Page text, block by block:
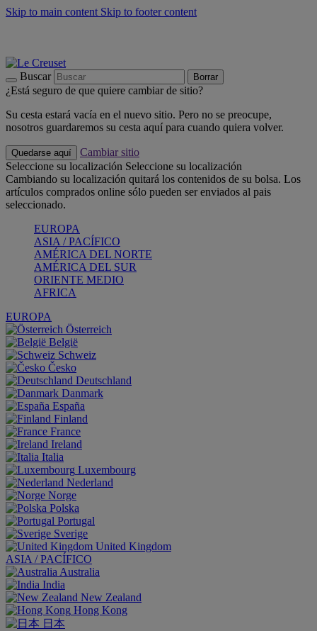
Skip to main content Skip to footer content
Buscar Borrar
¿Está seguro de que quiere cambiar de sitio?
Su cesta estará vacía en el nuevo sitio. Pero no se preocupe,
nosotros guardaremos su cesta aquí para cuando quiera volver.
Quedarse aquí
Cambiar sitio
Seleccione su localización Seleccione su localización
Cambiando su localización quitará los contenidos de su bolsa. Los
artículos comprados online sólo pueden ser enviados al pais
seleccionado.
EUROPA
ASIA / PACÍFICO
AMÉRICA DEL NORTE
AMÉRICA DEL SUR
ORIENTE MEDIO
AFRICA
EUROPA
Österreich
België
Schweiz
Česko
Deutschland
Danmark
España
Finland
France
Ireland
Italia
Luxembourg
Nederland
Norge
Polska
Portugal
Sverige
United Kingdom
ASIA / PACÍFICO
Australia
India
New Zealand
Hong Kong
日本